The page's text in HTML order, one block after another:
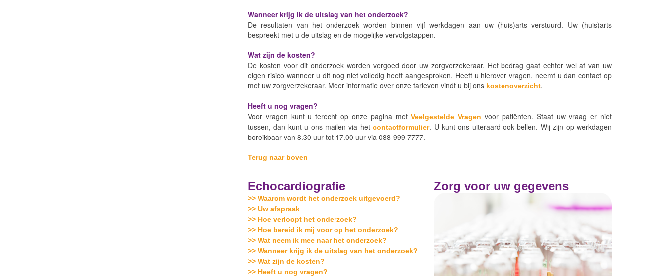
Wanneer krijg ik de uitslag van het onderzoek?
De resultaten van het onderzoek worden binnen vijf werkdagen aan uw (huis)arts verstuurd. Uw (huis)arts
bespreekt met u de uitslag en de mogelijke vervolgstappen.
Wat zijn de kosten?
De kosten voor dit onderzoek worden vergoed door uw zorgverzekeraar. Het bedrag gaat echter wel af van uw
eigen risico wanneer u dit nog niet volledig heeft aangesproken. Heeft u hierover vragen, neemt u dan contact op
met uw zorgverzekeraar. Meer informatie over onze tarieven vindt u bij ons kostenoverzicht.
Heeft u nog vragen?
Voor vragen kunt u terecht op onze pagina metVeelgestelde Vragen voor patiënten. Staat uw vraag er niet
tussen, dan kunt u ons mailen via hetcontactformulier. U kunt ons uiteraard ook bellen. Wij zijn op werkdagen
bereikbaar van 8.30 uur tot 17.00 uur via 088-999 7777.
Terug naar boven
Echocardiografie
>> Waarom wordt het onderzoek uitgevoerd?
>> Uw afspraak
>> Hoe verloopt het onderzoek?
>> Hoe bereid ik mij voor op het onderzoek?
>> Wat neem ik mee naar het onderzoek?
>> Wanneer krijg ik de uitslag van het onderzoek?
>> Wat zijn de kosten?
>> Heeft u nog vragen?
Zorg voor uw gegevens